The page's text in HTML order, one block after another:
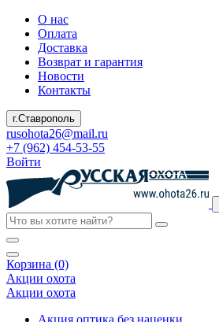
О нас
Оплата
Доставка
Возврат и гарантия
Новости
Контакты
г.Ставрополь
rusohota26@mail.ru
+7 (962) 454-53-55
Войти
Корзина (0)
Акции охота
Акции охота
Акция оптика без наценки